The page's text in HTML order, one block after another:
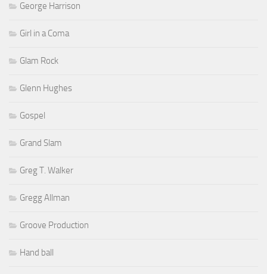
George Harrison
Girl in a Coma
Glam Rock
Glenn Hughes
Gospel
Grand Slam
Greg T. Walker
Gregg Allman
Groove Production
Hand ball